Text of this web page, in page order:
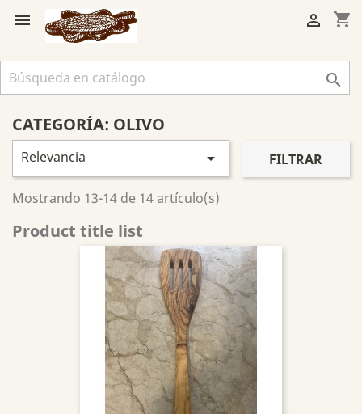
 shopping_cart


CATEGORÍA: OLIVO
Relevancia  FILTRAR
Mostrando 13-14 de 14 artículo(s)
Product title list